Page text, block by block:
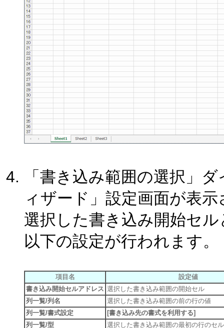
「書き込み範囲の選択」
ィザード」設定画面が表
選択した書き込み開始セ
以下の設定が行われます。
項目名
設定値
書き込み開始セルアドレス 選択した書き込み範囲の開始セル
列一覧/列名
選択した書き込み範囲の前の行の値
列一覧/書式設定
[書き込み先の書式を利用する]
列一覧/型
選択した書き込み範囲の最初の行のセ